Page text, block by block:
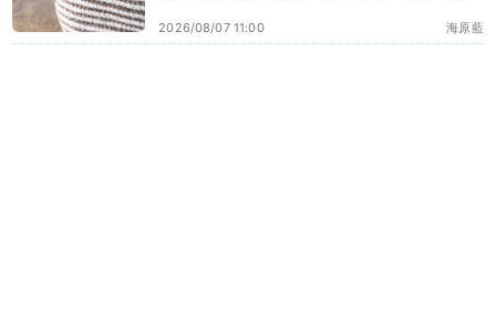
海原藍
2026/08/07 11:00